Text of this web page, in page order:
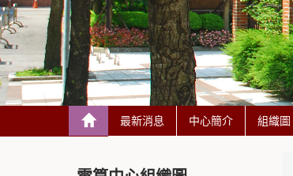
最新消息 中心簡介 組織圖